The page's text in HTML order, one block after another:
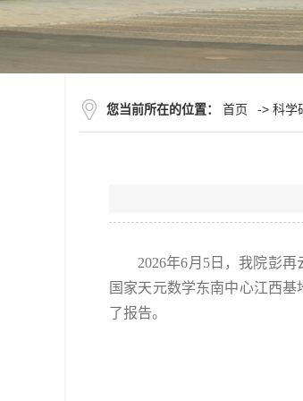
您当前所在的位置： 首页 -> 科学
2026年6月5日，我院彭
国家天元数学东南中心江西
了报告。